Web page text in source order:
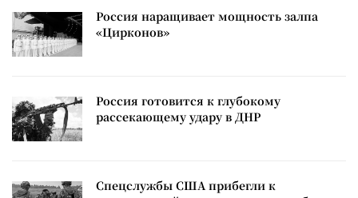
Россия наращивает мощность залпа
«Цирконов»
Россия готовится к глубокому
рассекающему удару в ДНР
Спецслужбы США прибегли к